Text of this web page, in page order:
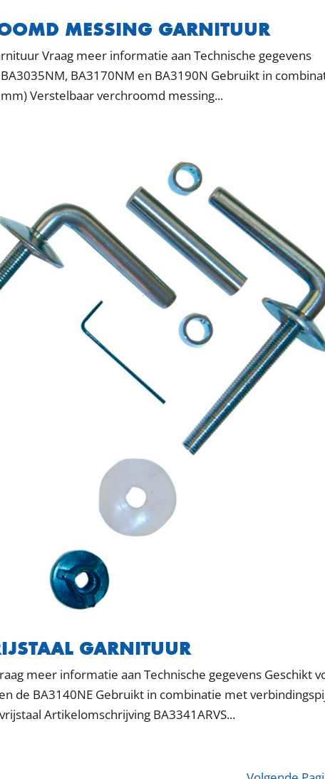
MESSING GARNITUUR
Vraag meer informatie aan Technische gegevens
BA3170NM en BA3190N Gebruikt in
Verstelbaar verchroomd messing...
GARNITUUR
meer informatie aan Technische gegevens Geschikt
de BA3140NE Gebruikt in combinatie met
Artikelomschrijving BA3341ARVS...